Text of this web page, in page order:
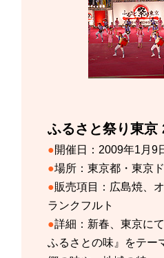
ふるさと祭り東京
開催日： 2009年1月9
場所： 東京都・東京
販売項目： 広島焼、
ランクフルト
詳細： 新春、東京に
ふるさとの味』をテー